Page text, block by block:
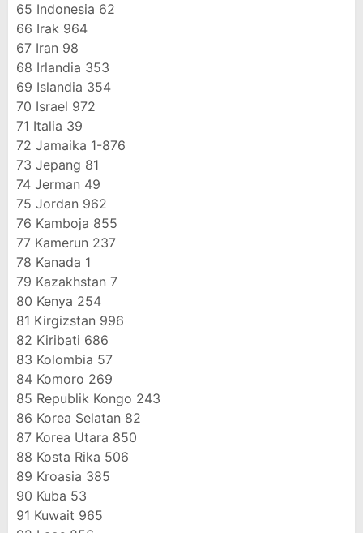
65 Indonesia 62
66 Irak 964
67 Iran 98
68 Irlandia 353
69 Islandia 354
70 Israel 972
71 Italia 39
72 Jamaika 1-876
73 Jepang 81
74 Jerman 49
75 Jordan 962
76 Kamboja 855
77 Kamerun 237
78 Kanada 1
79 Kazakhstan 7
80 Kenya 254
81 Kirgizstan 996
82 Kiribati 686
83 Kolombia 57
84 Komoro 269
85 Republik Kongo 243
86 Korea Selatan 82
87 Korea Utara 850
88 Kosta Rika 506
89 Kroasia 385
90 Kuba 53
91 Kuwait 965